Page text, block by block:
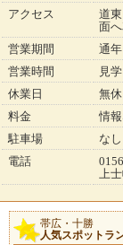
アクセス
道
面
営業期間
通年
営業時間
見
休業日
無休
料金
情
駐車場
なし
電話
上
帯広・十勝
人気スポットラ